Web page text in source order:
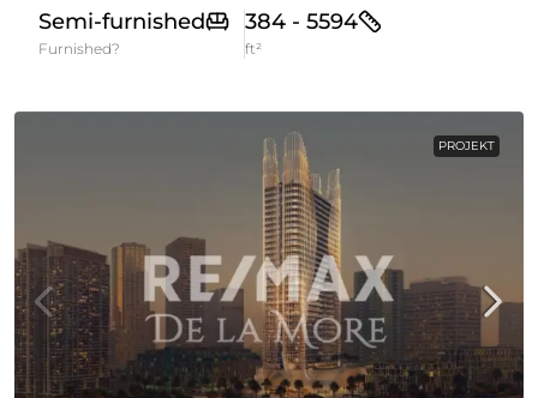
Semi-furnished
Furnished?
384 - 5594
ft²
PROJEKT